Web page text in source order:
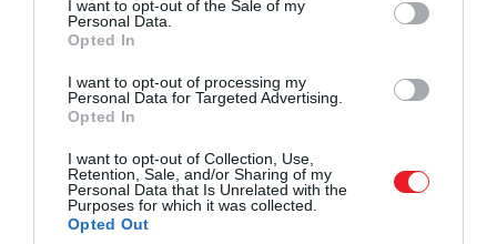
I want to opt-out of the Sale of my
Personal Data.
Opted In
I want to opt-out of processing my
Personal Data for Targeted Advertising.
Opted In
I want to opt-out of Collection, Use,
Retention, Sale, and/or Sharing of my
Personal Data that Is Unrelated with the
Purposes for which it was collected.
Opted Out
Ha van olyan tévés karakter, akinek az
egész életstílusa nők millióira volt
hatással, az Carrie Bradshaw. A Szex és
New York főszereplője egy gyönyörű
Upper East Side-i lakásban él, Manolo
Blahnik cipőkollekciója van, igazi
2023. JANUÁR 8. ● HAMU ÉS GYÉMÁNT
Carrie Bradshaw adósságban:
mennyit költött a Szex és
New…
HAMU ÉS GYÉMÁNT